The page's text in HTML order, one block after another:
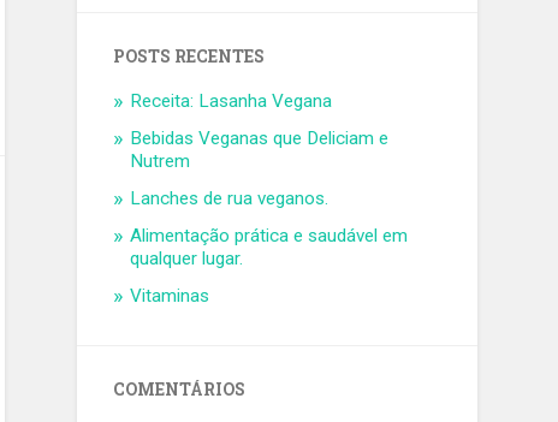
POSTS RECENTES
Receita: Lasanha Vegana
Bebidas Veganas que Deliciam e
Nutrem
Lanches de rua veganos.
Alimentação prática e saudável em
qualquer lugar.
Vitaminas
COMENTÁRIOS